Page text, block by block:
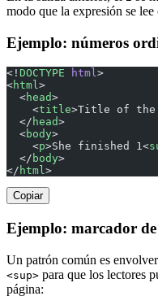
modo que la expresión se
Ejemplo: números
<! DOCTYPE html>
<html>
  <
head>
    <
title>Title of the
  </
head>
  <
body>
    <
p>She finished 1<
  </
body>
</ html>
Copiar
Ejemplo: marcador
Un patrón común es
<sup> para que los lectores
página: